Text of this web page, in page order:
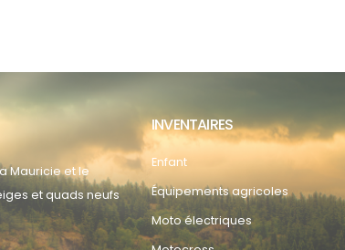
Mauricie et le
et quads neufs
INVENTAIRES
Enfant
Équipements agricoles
Moto électriques